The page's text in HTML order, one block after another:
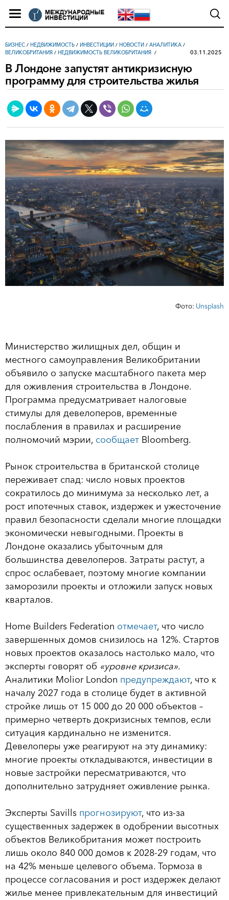
БИЗНЕС / НЕДВИЖИМОСТЬ / ИНВЕСТИЦИИ / НОВОСТИ / АНАЛИТИКА /
ВЕЛИКОБРИТАНИЯ / НЕДВИЖИМОСТЬ ВЕЛИКОБРИТАНИЯ 03.11.2025
В Лондоне запустят антикризисную
программу для строительства жилья
Фото: Unsplash
Министерство жилищных дел, общин и
местного самоуправления Великобритании
объявило о запуске масштабного пакета мер
для оживления строительства в Лондоне.
Программа предусматривает налоговые
стимулы для девелоперов, временные
послабления в правилах и расширение
полномочий мэрии, сообщает Bloomberg.
Рынок строительства в британской столице
переживает спад: число новых проектов
сократилось до минимума за несколько лет, а
рост ипотечных ставок, издержек и ужесточение
правил безопасности сделали многие площадки
экономически невыгодными. Проекты в
Лондоне оказались убыточным для
большинства девелоперов. Затраты растут, а
спрос ослабевает, поэтому многие компании
заморозили проекты и отложили запуск новых
кварталов.
Home Builders Federation отмечает, что число
завершенных домов снизилось на 12%. Стартов
новых проектов оказалось настолько мало, что
эксперты говорят об «уровне кризиса».
Аналитики Molior London предупреждают, что к
началу 2027 года в столице будет в активной
стройке лишь от 15 000 до 20 000 объектов –
примерно четверть докризисных темпов, если
ситуация кардинально не изменится.
Девелоперы уже реагируют на эту динамику:
многие проекты откладываются, инвестиции в
новые застройки пересматриваются, что
дополнительно затрудняет оживление рынка.
Эксперты Savills прогнозируют, что из-за
существенных задержек в одобрении высотных
объектов Великобритания может построить
лишь около 840 000 домов к 2028-29 годам, что
на 42% меньше целевого объема. Тормоза в
процессе согласования и рост издержек делают
жилье менее привлекательным для инвестиций